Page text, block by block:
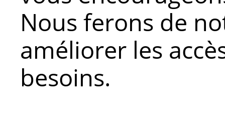
Nous ferons de
améliorer les
besoins.